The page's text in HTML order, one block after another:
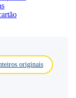
originais